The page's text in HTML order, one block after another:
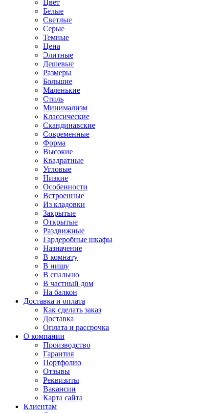
Цвет
Белые
Светлые
Серые
Темные
Цена
Элитные
Дешевые
Размеры
Большие
Маленькие
Стиль
Минимализм
Классические
Скандинавские
Современные
Форма
Высокие
Квадратные
Угловые
Низкие
Особенности
Встроенные
Из кладовки
Закрытые
Открытые
Раздвижные
Гардеробные шкафы
Назначение
В комнату
В нишу
В спальню
В частный дом
На балкон
Доставка и оплата
Как сделать заказ
Доставка
Оплата и рассрочка
О компании
Производство
Гарантия
Портфолио
Отзывы
Реквизиты
Вакансии
Карта сайта
Клиентам